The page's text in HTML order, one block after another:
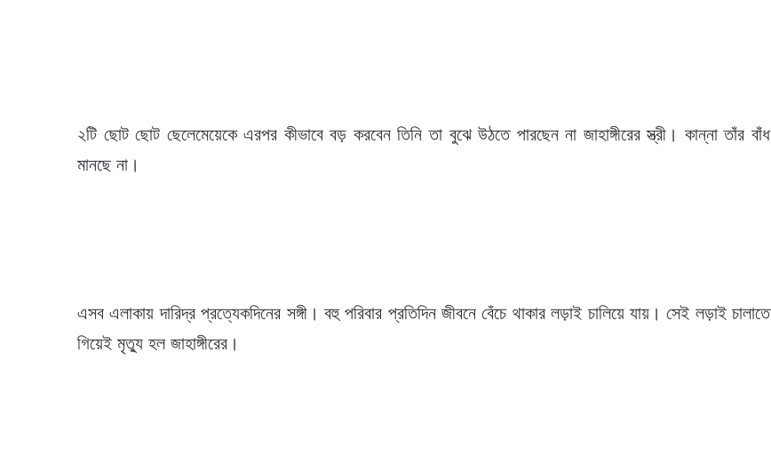
২টি ছোট ছোট ছেলেমেয়েকে এরপর কীভাবে বড় করবেন তিনি তা বুঝে উঠতে পারছেন না জাহাঙ্গীরের স্ত্রী। কান্না তাঁর বাঁধ
মানছে না।
এসব এলাকায় দারিদ্র প্রত্যেকদিনের সঙ্গী। বহু পরিবার প্রতিদিন জীবনে বেঁচে থাকার লড়াই চালিয়ে যায়। সেই লড়াই চালাতে
গিয়েই মৃত্যু হল জাহাঙ্গীরের।